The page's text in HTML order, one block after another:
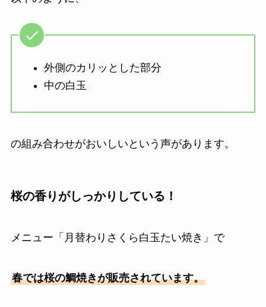
外側のカリッとした部分
中の白玉
の組み合わせがおいしいという声があります。
桜の香りがしっかりしている！
メニュー「月替わりさくら白玉たい焼き」で
春では桜の鯛焼きが販売されています。